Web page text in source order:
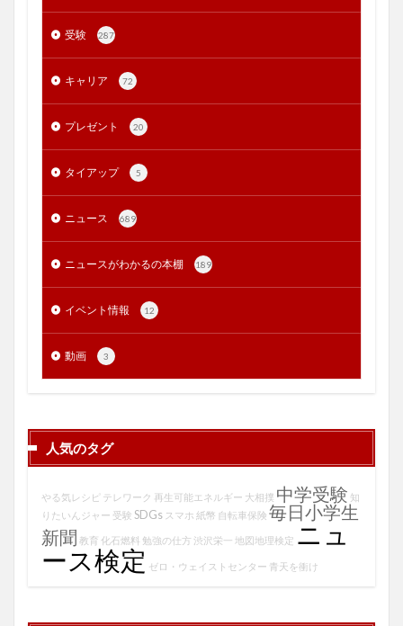
受験 287
キャリア 72
プレゼント 20
タイアップ 5
ニュース 689
ニュースがわかるの本棚 189
イベント情報 12
動画 3
人気のタグ
やる気レシピ テレワーク 再生可能エネルギー 大相撲 中学受験 知
りたいんジャー 受験 SDGs スマホ 紙幣 自転車保険 毎日小学生
新聞 教育 化石燃料 勉強の仕方 渋沢栄一 地図地理検定 ニュ
ース検定 ゼロ・ウェイストセンター 青天を衝け